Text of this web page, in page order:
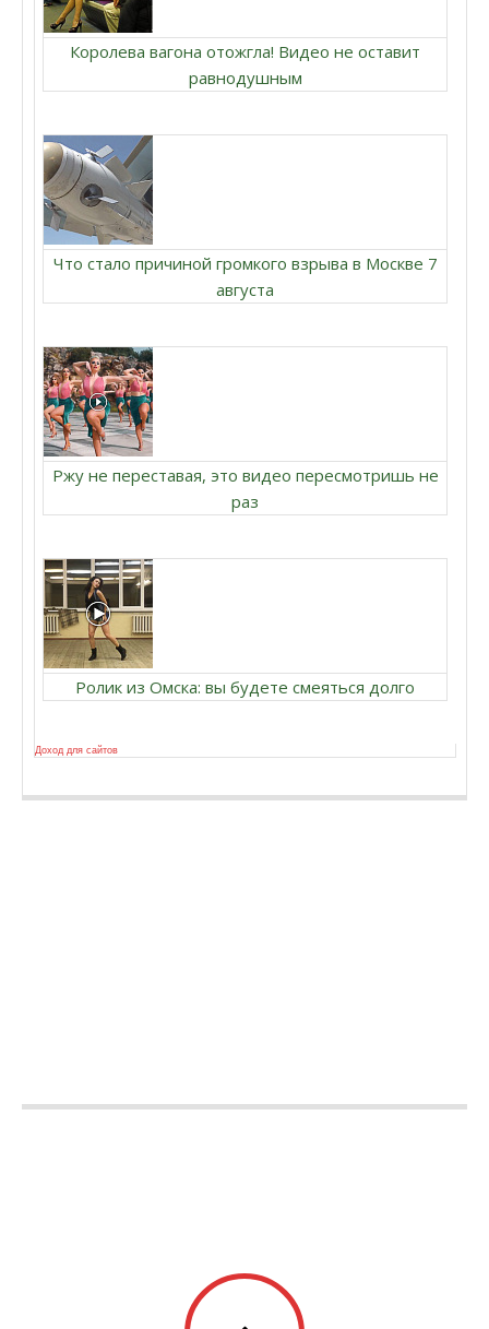
Королева вагона отожгла! Видео не оставит
равнодушным
Что стало причиной громкого взрыва в Москве 7
августа
Ржу не переставая, это видео пересмотришь не
раз
Ролик из Омска: вы будете смеяться долго
Доход для сайтов